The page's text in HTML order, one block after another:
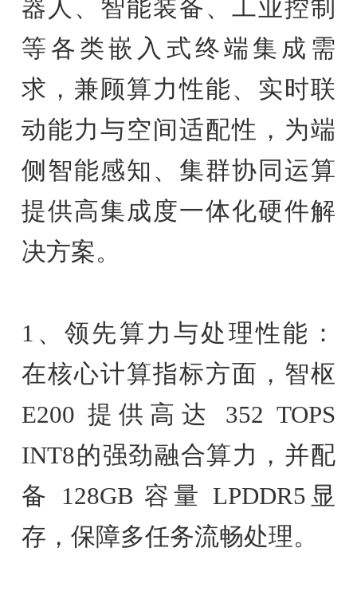
器人、智能装备、工业控制
等各类嵌入式终端集成需
求，兼顾算力性能、实时联
动能力与空间适配性，为端
侧智能感知、集群协同运算
提供高集成度一体化硬件解
决方案。
1、领先算力与处理性能：
在核心计算指标方面，智枢
E200 提供高达 352 TOPS
INT8的强劲融合算力，并配
备 128GB 容量 LPDDR5显
存，保障多任务流畅处理。